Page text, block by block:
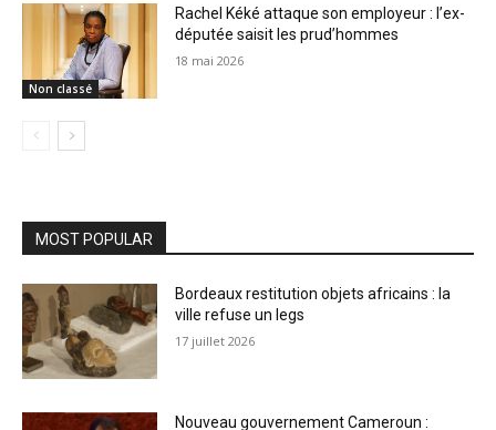
Non classé
Rachel Kéké attaque son employeur : l’ex-
députée saisit les prud’hommes
18 mai 2026
MOST POPULAR
Bordeaux restitution objets africains : la
ville refuse un legs
17 juillet 2026
Nouveau gouvernement Cameroun :